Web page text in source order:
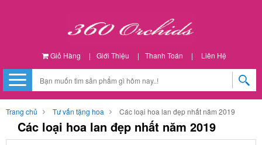
Giỏ Hàng | Giới Thiệu | Thanh Toán | Liên Hệ
Trang chủ Tư vấn tặng hoa Các loại hoa lan đẹp nhất năm 2019
Các loại hoa lan đẹp nhất năm 2019